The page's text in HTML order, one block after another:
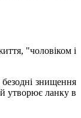
"чоловіком і
знищення
утворює ланку в